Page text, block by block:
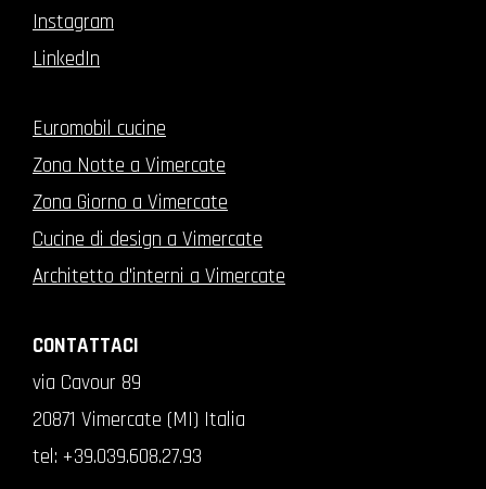
Instagram
LinkedIn
Euromobil cucine
Zona Notte a Vimercate
Zona Giorno a Vimercate
Cucine di design a Vimercate
Architetto d'interni a Vimercate
CONTATTACI
via Cavour 89
20871 Vimercate (MI) Italia
tel: +39.039.608.27.93